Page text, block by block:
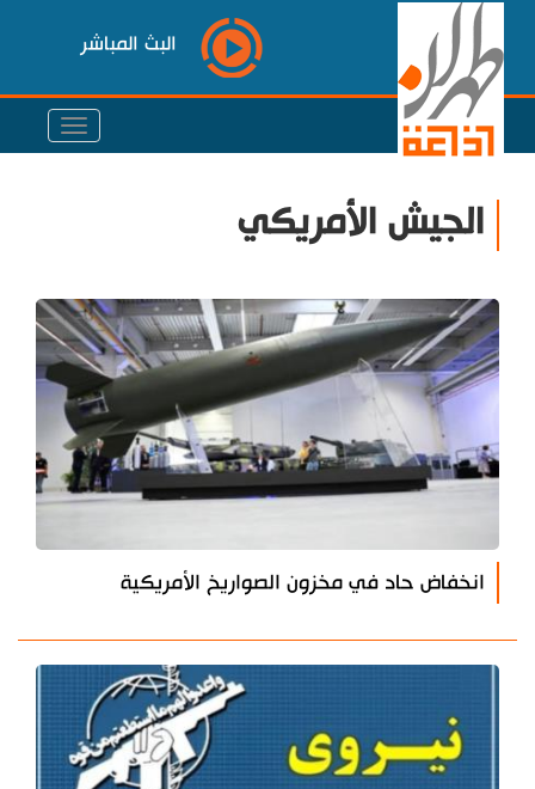
البث المباشر
الجيش الأمريكي
انخفاض حاد في مخزون الصواريخ الأمريكية